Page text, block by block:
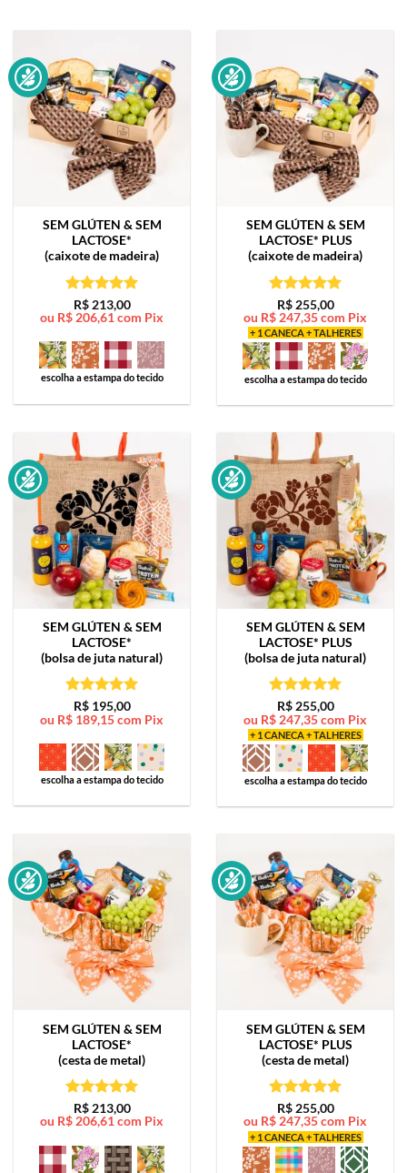
SEM GLÚTEN & SEM
LACTOSE*
(caixote de madeira)
Avaliação5
de 5
R$213,00
ou R$ 206,61 com Pix
escolha a estampa do tecido
SEM GLÚTEN & SEM
LACTOSE* PLUS
(caixote de madeira)
Avaliação5
de 5
R$255,00
ou R$ 247,35com Pix
+ 1 CANECA + TALHERES
escolha a estampa do tecido
SEM GLÚTEN & SEM
LACTOSE*
(bolsa de juta natural)
Avaliação5
de 5
R$195,00
ou R$ 189,15com Pix
escolha a estampa do tecido
SEM GLÚTEN & SEM
LACTOSE* PLUS
(bolsa de juta natural)
Avaliação5
de 5
R$255,00
ou R$ 247,35com Pix
+ 1 CANECA + TALHERES
escolha a estampa do tecido
SEM GLÚTEN & SEM
LACTOSE*
(cesta de metal)
Avaliação5
de 5
R$213,00
ou R$206,61com Pix
SEM GLÚTEN & SEM
LACTOSE* PLUS
(cesta de metal)
Avaliação5
de 5
R$255,00
ou R$247,35com Pix
+ 1 CANECA + TALHERES